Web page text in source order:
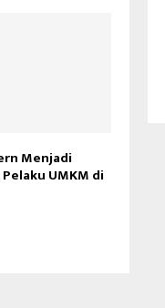
Menjadi
UMKM di